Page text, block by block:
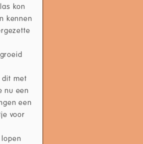
kon
kennen
dit met
nu een
een
voor